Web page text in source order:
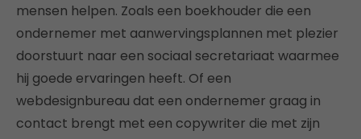
mensen helpen. Zoals een boekhouder die een
ondernemer met aanwervingsplannen met plezier
doorstuurt naar een sociaal secretariaat waarmee
hij goede ervaringen heeft. Of een
webdesignbureau dat een ondernemer graag in
contact brengt met een copywriter die met zijn